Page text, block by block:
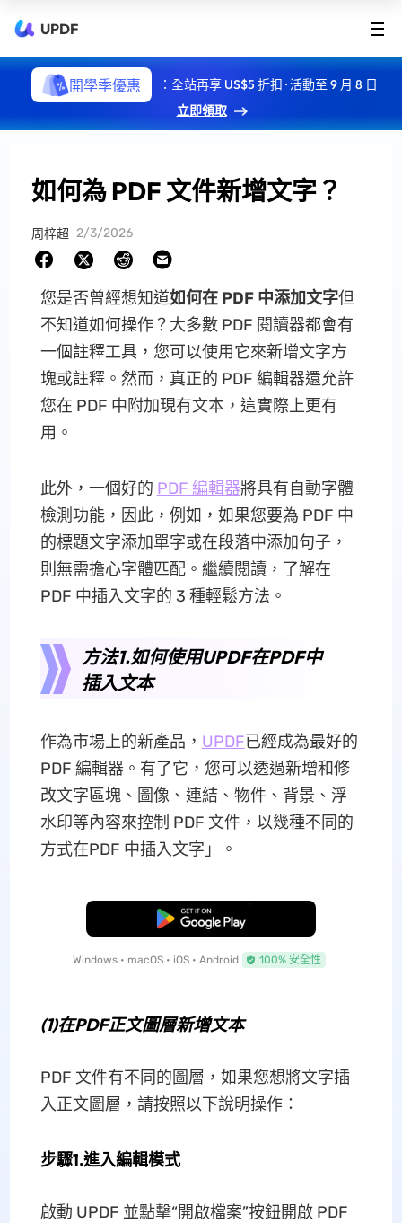
UPDF
開學季優惠
：全站再享 US$5 折扣 · 活動至 9 月 8 日
立即領取
如何為 PDF 文件新增文字？
周梓超 2/3/2026
您是否曾經想知道如何在 PDF 中添加文字但
不知道如何操作？大多數 PDF 閱讀器都會有
一個註釋工具，您可以使用它來新增文字方
塊或註釋。然而，真正的 PDF 編輯器還允許
您在 PDF 中附加現有文本，這實際上更有
用。
此外，一個好的 PDF 編輯器將具有自動字體
檢測功能，因此，例如，如果您要為 PDF 中
的標題文字添加單字或在段落中添加句子，
則無需擔心字體匹配。繼續閱讀，了解在
PDF 中插入文字的 3 種輕鬆方法。
方法1.如何使用UPDF在PDF中
插入文本
作為市場上的新產品， UPDF已經成為最好的
PDF 編輯器。有了它，您可以透過新增和修
改文字區塊、圖像、連結、物件、背景、浮
水印等內容來控制 PDF 文件，以幾種不同的
方式在PDF 中插入文字」。
免費下載
Windows • macOS • iOS • Android 100% 安全性
(1)在PDF正文圖層新增文本
PDF 文件有不同的圖層，如果您想將文字插
入正文圖層，請按照以下說明操作：
步驟1.進入編輯模式
啟動 UPDF 並點擊“開啟檔案”按鈕開啟 PDF